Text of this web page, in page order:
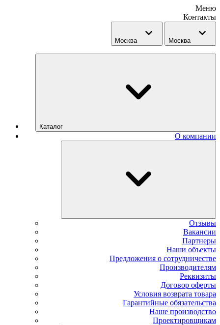
Меню
Контакты
Москва Москва
Каталог
О компании
Отзывы
Вакансии
Партнеры
Наши объекты
Предложения о сотрудничестве
Производителям
Реквизиты
Договор оферты
Условия возврата товара
Гарантийные обязательства
Наше производство
Проектировщикам